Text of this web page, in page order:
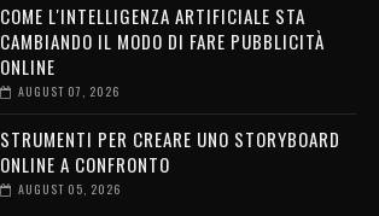
COME L'INTELLIGENZA ARTIFICIALE STA
CAMBIANDO IL MODO DI FARE PUBBLICITÀ
ONLINE
AUGUST 07, 2026
STRUMENTI PER CREARE UNO STORYBOARD
ONLINE A CONFRONTO
AUGUST 05, 2026